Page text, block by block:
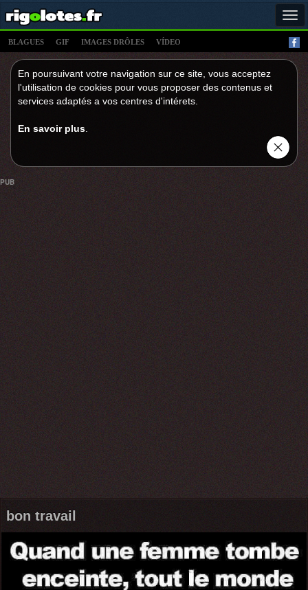
BLAGUES GIF IMAGES DRÔLES VÍDEO
En poursuivant votre navigation sur ce site, vous acceptez
l'utilisation de cookies pour vous proposer des contenus et
services adaptés a vos centres d'intérets.
En savoir plus
PUB
bon travail